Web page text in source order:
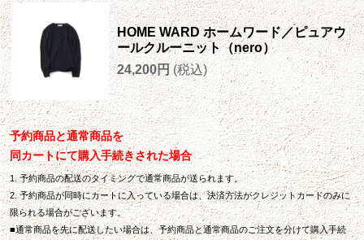
HOME WARD ホームワード／ピュアウ
ールクルーニット（nero）
24,200円 (税込)
予約商品と通常商品を
同カートにて購入手続きされた場合
1. 予約商品の配送のタイミングで通常商品が送られます。
2. 予約商品が同時にカートに入っている場合は、決済方法がクレジットカードのみに
限られる場合がございます。
■通常商品を先に配送したい場合は、予約商品と通常商品のご注文を分けて購入手続